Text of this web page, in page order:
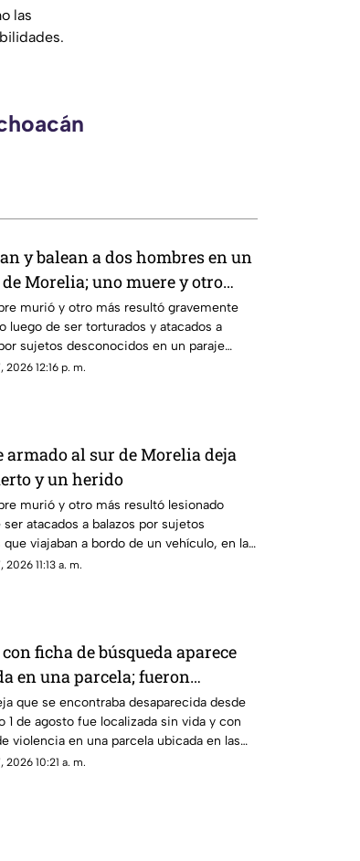
las
y balean a dos hombres en un
Morelia; uno muere y otro
murió y otro más resultó gravemente
luego de ser torturados y atacados a
sujetos desconocidos en un paraje
las inmediaciones del Rancho Las
2026 12:16 p. m.
armado al sur de Morelia deja
y un herido
murió y otro más resultó lesionado
ser atacados a balazos por sujetos
que viajaban a bordo de un vehículo, en las
de la colonia Lomas del Durazno, al
11:13 a. m.
ficha de búsqueda aparece
en una parcela; fueron
con bolsas en la cabeza
que se encontraba desaparecida desde
1 de agosto fue localizada sin vida y con
violencia en una parcela ubicada en las
de la comunidad de Palo Blanco, en
2026 10:21 a. m.